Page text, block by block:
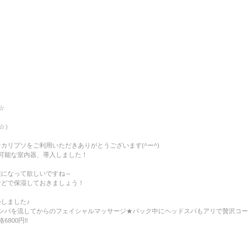
）
リプソをご利用いただきありがとうございます(^ー^)
能な室内器、導入しました！
なって欲しいですね～
で保湿しておきましょう！
ました♪
パを流してからのフェイシャルマッサージ★パック中にヘッドスパもアリで贅沢コー
6800円!!